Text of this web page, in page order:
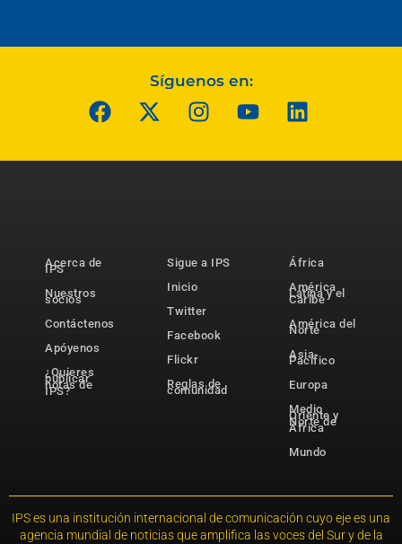
Síguenos en:
Acerca de
IPS
Nuestros
socios
Contáctenos
Apóyenos
¿Quieres
publicar
notas de
IPS?
Sigue a IPS
Inicio
Twitter
Facebook
Flickr
Reglas de
comunidad
África
América
Latina y el
Caribe
América del
Norte
Asia-
Pacífico
Europa
Medio
Oriente y
Norte de
África
Mundo
IPS es una institución internacional de comunicación cuyo eje es una
agencia mundial de noticias que amplifica las voces del Sur y de la